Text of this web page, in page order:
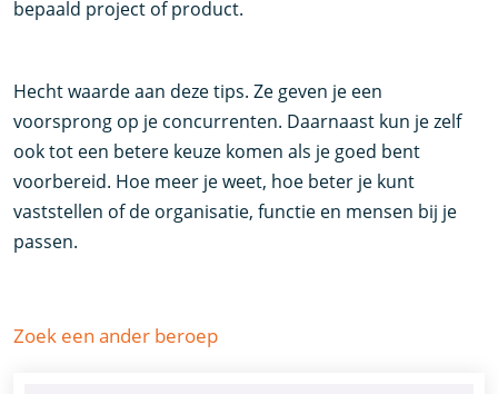
bepaald project of product.
Hecht waarde aan deze tips. Ze geven je een
voorsprong op je concurrenten. Daarnaast kun je zelf
ook tot een betere keuze komen als je goed bent
voorbereid. Hoe meer je weet, hoe beter je kunt
vaststellen of de organisatie, functie en mensen bij je
passen.
Zoek een ander beroep